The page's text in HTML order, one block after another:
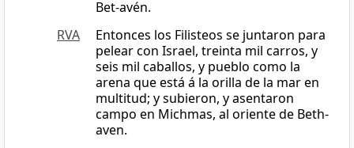
Bet-avén.
RVA
Entonces los Filisteos se juntaron para
pelear con Israel, treinta mil carros, y
seis mil caballos, y pueblo como la
arena que está á la orilla de la mar en
multitud; y subieron, y asentaron
campo en Michmas, al oriente de Beth-
aven.